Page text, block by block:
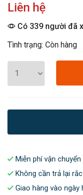
Liên hệ
Có 339 người đã
Tình trạng: Còn hàng
Miễn phí vận
Không cần trả lại
Giao hàng vào